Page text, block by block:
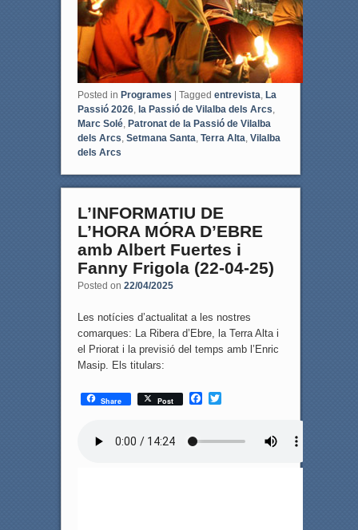
Posted in Programes Tagged entrevista, La
Passió 2026, la Passió de Vilalba dels Arcs,
Marc Solé, Patronat de la Passió de Vilalba
dels Arcs, Setmana Santa, Terra Alta, Vilalba
dels Arcs
L’INFORMATIU DE
L’HORA MÓRA D’EBRE
amb Albert Fuertes i
Fanny Frigola (22-04-25)
Posted on 22/04/2025
Les notícies d’actualitat a les nostres
comarques: La Ribera d’Ebre, la Terra Alta i
el Priorat i la previsió del temps amb l’Enric
Masip. Els titulars:
Share Post
F
T